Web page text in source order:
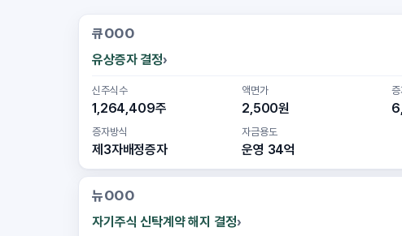
큐OOO
유상증자 결정
신주식수
1,264,409주
액면가
2,500원
증
증자방식
제3자배정증자
자금용도
운영 34억
뉴OOO
자기주식 신탁계약 해지 결정